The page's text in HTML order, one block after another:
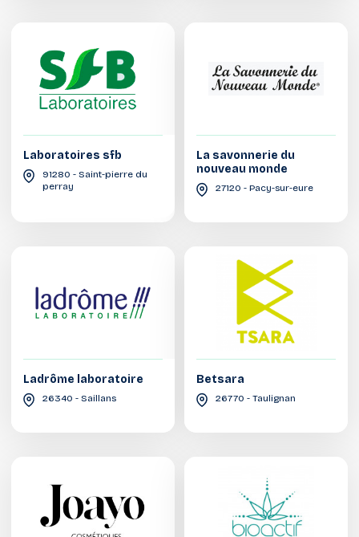
Laboratoires sfb
91280 - Saint-pierre du
perray
La savonnerie du
nouveau monde
27120 - Pacy-sur-eure
Ladrôme laboratoire
26340 - Saillans
Betsara
26770 - Taulignan